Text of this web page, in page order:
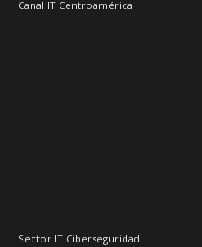
Canal IT Centroamérica
Sector IT Ciberseguridad